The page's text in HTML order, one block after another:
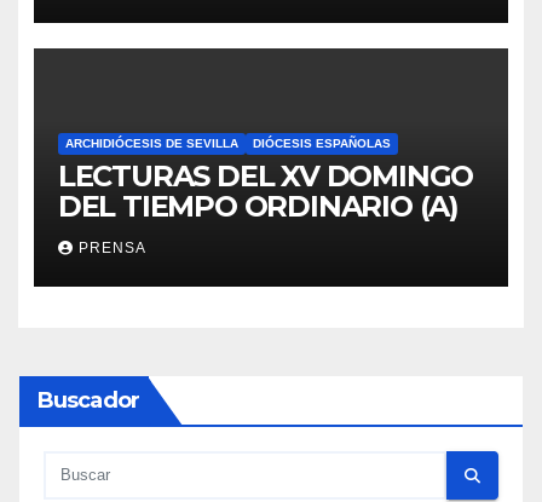
ARCHIDIÓCESIS DE SEVILLA DIÓCESIS ESPAÑOLAS
LECTURAS DEL XV DOMINGO
DEL TIEMPO ORDINARIO (A)
PRENSA
Buscador